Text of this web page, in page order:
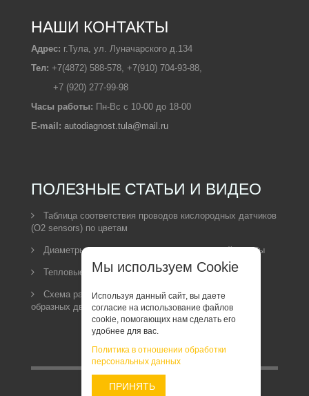
НАШИ КОНТАКТЫ
Адрес: г.Тула, ул. Луначарского д.134
Тел: +7(4872) 588-578, +7(910) 704-93-88,
+7 (920) 277-99-98
Часы работы: Пн-Вс с 10-00 до 18-00
E-mail: autodiagnost.tula@mail.ru
ПОЛЕЗНЫЕ СТАТЬИ И ВИДЕО
Таблица соответствия проводов кислородных датчиков
(O2 sensors) по цветам
Диаметры сверл под нарезание метрической резьбы
Тепловые зазоры клапанов двигателей Honda
Схема расположения кислородных датчиков на V-
образных двигателях Toyota
Мы используем Cookie
Используя данный сайт, вы даете
согласие на использование файлов
cookie, помогающих нам сделать его
удобнее для вас.
Политика в отношении обработки
персональных данных
ПРИНЯТЬ